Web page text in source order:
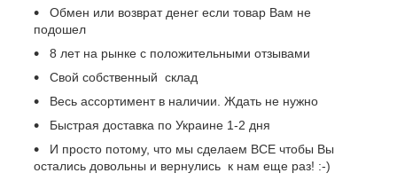
Обмен или возврат денег если товар Вам не
подошел
8 лет на рынке с положительными отзывами
Свой собственный склад
Весь ассортимент в наличии. Ждать не нужно
Быстрая доставка по Украине 1-2 дня
И просто потому, что мы сделаем ВСЕ чтобы Вы
остались довольны и вернулись к нам еще раз! :-)